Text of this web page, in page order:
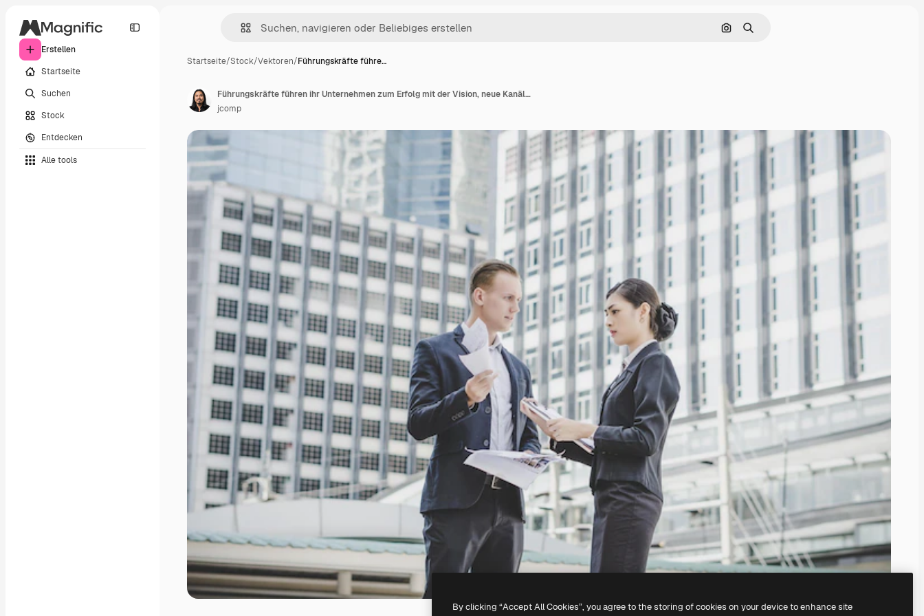
Erstellen
Startseite
Suchen
Stock
Entdecken
Alle tools
Nach Bild suchen
Suchen
Startseite/Stock/Vektoren/Führungskräfte führe…
Führungskräfte führen ihr Unternehmen zum Erfolg mit der Vision, neue Kanäle zu sehen, um das Wachstum des Unternehmens zu fördern
jcomp
By clicking “Accept All Cookies”, you agree to the storing of cookies on your device to enhance site